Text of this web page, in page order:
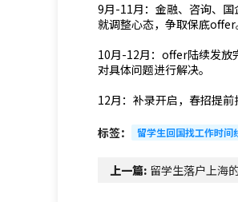
9月-11月：金融、咨询、
就调整心态，争取保底offer
10月-12月：offer陆续发放
对具体问题进行解决。
12月：补录开启，春招提前
标签： 留学生回国找工作时间
上一篇: 留学生落户上海